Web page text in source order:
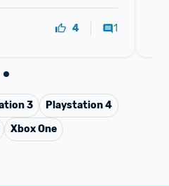
4 1
3
Playstation 4
Xbox One